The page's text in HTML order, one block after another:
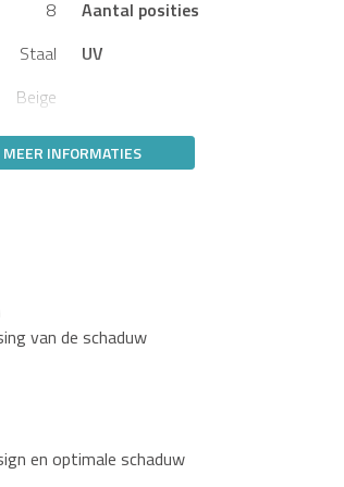
8 Aantal posities
Staal UV
Beige
MEER INFORMATIES
van de schaduw
en optimale schaduw